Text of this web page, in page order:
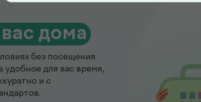
без посещения
для вас время,
и с
дома